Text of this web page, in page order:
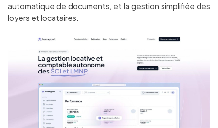
automatique de documents, et la gestion simplifiée des
loyers et locataires.